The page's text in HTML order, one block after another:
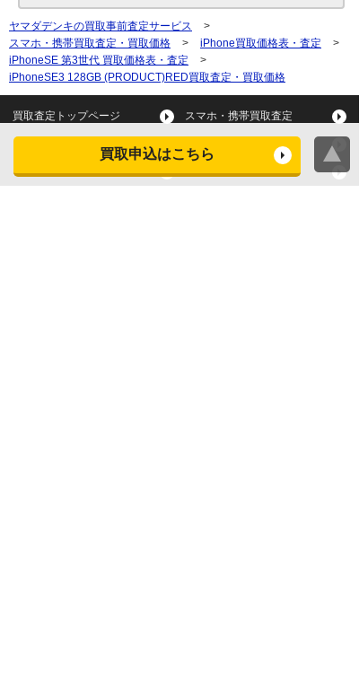
買取申込はこちら
ヤマダデンキの買取事前査定サービス
>
スマホ・携帯買取査定・買取価格
> iPhone買取価格表・査定
>
iPhoneSE 第3世代 買取価格表・査定
>
iPhoneSE3 128GB (PRODUCT)RED買取査定・買取価格
買取査定トップページ スマホ・携帯買取査定
タブレット買取査定
スマートウォッチ買取査定 デジカメ買取査定